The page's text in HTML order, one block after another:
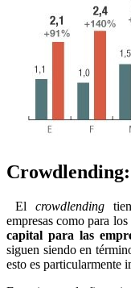
El crowdlending
empresas como para
capital para las
siguen siendo en
esto es particularmente